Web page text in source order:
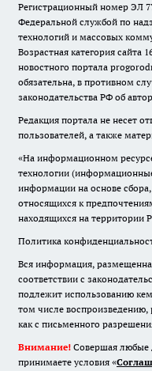
Регистрационный номер ЭЛ
Федеральной службой по
технологий и массовых
Возрастная категория сайта
новостного портала
обязательна, в противном
законодательства РФ об
Редакция портала не несет
пользователей, а также
«На информационном
технологии
информации на основе
относящихся к
находящихся на территории
Политика
Вся информация,
соответствии с
подлежит использованию
том числе воспроизведению,
как с письменного
Внимание! Совершая любые
принимаете условия «